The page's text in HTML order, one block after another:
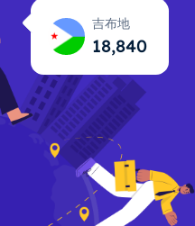
吉布地
18,841